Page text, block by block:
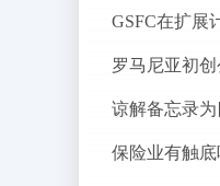
GSFC在扩展
保险业有触底